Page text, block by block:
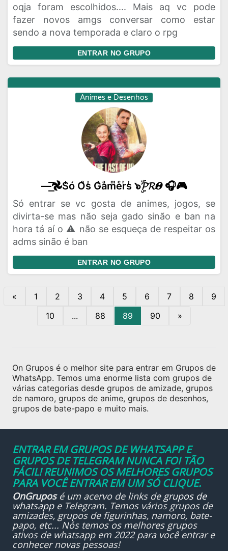
oqja foram escolhidos.... Mais aq vc pode
fazer novos amgs conversar como estar
sendo a nova temporada e claro o rpg
ENTRAR NO GRUPO
Animes e Desenhos
—͟͟͞͞𖣘S̾ó Oͦs̾ G̾aͣmͫeͤrͬs̾ ๖ۣۜ𝓟𝓡𝜣 🎧🎮
Só entrar se vc gosta de animes, jogos, se
divirta-se mas não seja gado sinão e ban na
hora tá aí o ⚠️ não se esqueça de respeitar os
adms sinão é ban
ENTRAR NO GRUPO
« 1 2 3 4 5 6 7 8
9
10
... 88 89 90 »
On Grupos é o melhor site para entrar em Grupos de
WhatsApp. Temos uma enorme lista com grupos de
várias categorias desde grupos de amizade, grupos
de namoro, grupos de anime, grupos de desenhos,
grupos de bate-papo e muito mais.
ENTRAR EM GRUPOS DE WHATSAPP E
GRUPOS DE TELEGRAM NUNCA FOI TÃO
FÁCIL! REUNIMOS OS MELHORES GRUPOS
PARA VOCÊ ENTRAR EM UM SÓ CLIQUE.
OnGruposé um acervo de links de grupos de
whatsappe Telegram. Temos vários grupos de
amizades, grupos de figurinhas, namoro, bate-
papo, etc... Nós temos os melhores grupos
ativos de whatsapp em 2022 para você entrar e
conhecer novas pessoas!